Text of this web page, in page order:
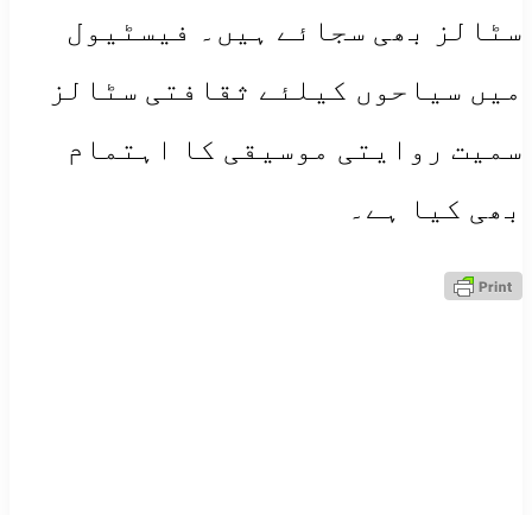
سٹالز بھی سجائے ہیں۔ فیسٹیول
میں سیاحوں کیلئے ثقافتی سٹالز
سمیت روایتی موسیقی کا اہتمام
بھی کیا ہے۔